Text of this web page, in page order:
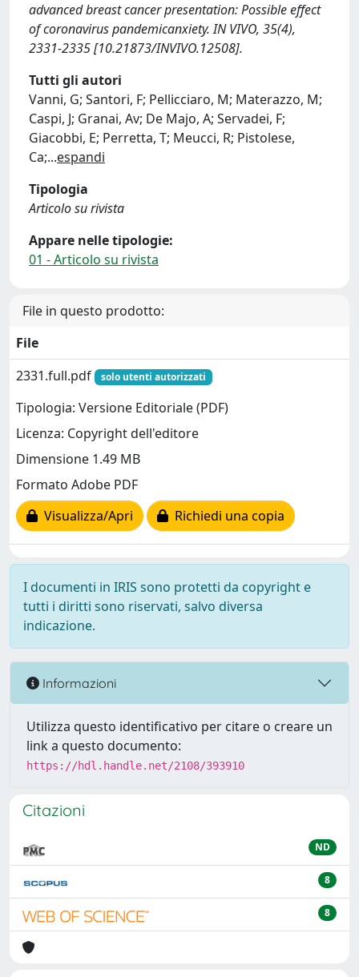
advanced breast cancer presentation: Possible effect
of coronavirus pandemicanxiety. IN VIVO, 35(4),
2331-2335 [10.21873/INVIVO.12508].
Tutti gli autori
Vanni, G; Santori, F; Pellicciaro, M; Materazzo, M;
Caspi, J; Granai, Av; De Majo, A; Servadei, F;
Giacobbi, E; Perretta, T; Meucci, R; Pistolese,
Ca;...espandi
Tipologia
Articolo su rivista
Appare nelle tipologie:
01 - Articolo su rivista
File in questo prodotto:
File
2331.full.pdf
solo utenti autorizzati
Tipologia: Versione Editoriale (PDF)
Licenza: Copyright dell'editore
Dimensione 1.49 MB
Formato Adobe PDF
Visualizza/Apri
Richiedi una copia
I documenti in IRIS sono protetti da copyright e
tutti i diritti sono riservati, salvo diversa
indicazione.
Informazioni
Utilizza questo identificativo per citare o creare un
link a questo documento:
https://hdl.handle.net/2108/393910
Citazioni
ND
8
8